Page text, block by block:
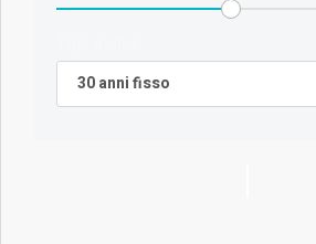
30 anni fisso